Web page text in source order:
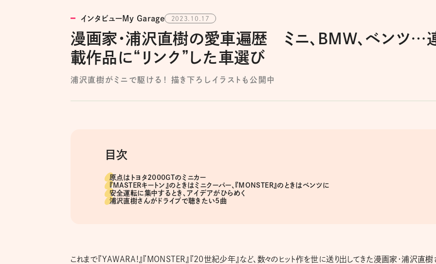
インタビューMy Garage 2023.10.17
漫画家・浦沢直樹の愛車遍歴 ミニ、BMW、ベンツ…
載作品に“リンク”した車選び
浦沢直樹がミニで駆ける！ 描き下ろしイラストも公開中
目次
原点はトヨタ2000GTのミニカー
『MASTERキートン』のときはミニクーパー、『MONSTER』のときはベンツに
安全運転に集中するとき、アイデアがひらめく
浦沢直樹さんがドライブで聴きたい5曲
これまで『YAWARA!』『MONSTER』『20世紀少年』など、数々のヒット作を世に送り出してきた漫画家・浦沢直樹